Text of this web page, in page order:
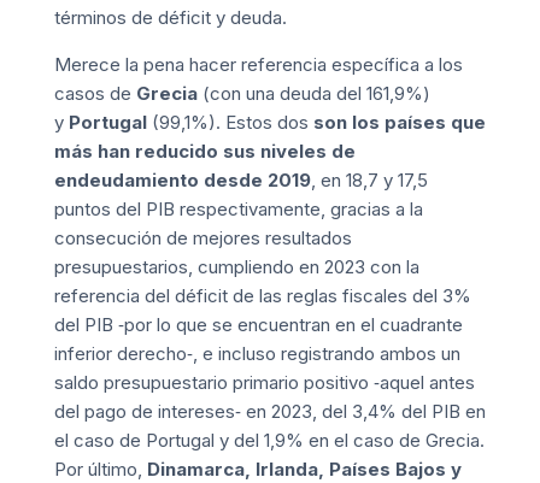
términos de déficit y deuda.
Merece la pena hacer referencia específica a los
casos de Grecia(con una deuda del 161,9%)
y Portugal (99,1%). Estos dos son los países que
más han reducido sus niveles de
endeudamiento desde 2019, en 18,7 y 17,5
puntos del PIB respectivamente, gracias a la
consecución de mejores resultados
presupuestarios, cumpliendo en 2023 con la
referencia del déficit de las reglas fiscales del 3%
del PIB ‑por lo que se encuentran en el cuadrante
inferior derecho‑, e incluso registrando ambos un
saldo presupuestario primario positivo ‑aquel antes
del pago de intereses‑ en 2023, del 3,4% del PIB en
el caso de Portugal y del 1,9% en el caso de Grecia.
Por último, Dinamarca, Irlanda, Países Bajos y